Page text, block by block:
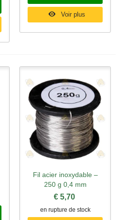
Voir plus
Fil acier inoxydable –
250 g 0,4 mm
€ 5,70
en rupture de stock